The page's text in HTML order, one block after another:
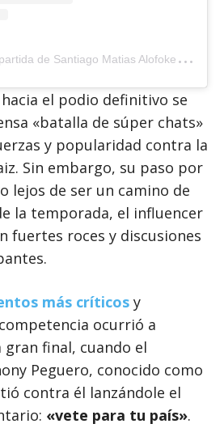
U
na publicación compartida de Santiago Matias Alofoke (@pr1ncematias)
el podio definitivo se
«batalla de súper chats»
y popularidad contra la
Sin embargo, su paso por
lejos de ser un camino de
la temporada, el influencer
fuertes roces y discusiones
más críticos y
ocurrió a
gran final, cuando el
Peguero, conocido como
contra él lanzándole el
«vete para tu país».